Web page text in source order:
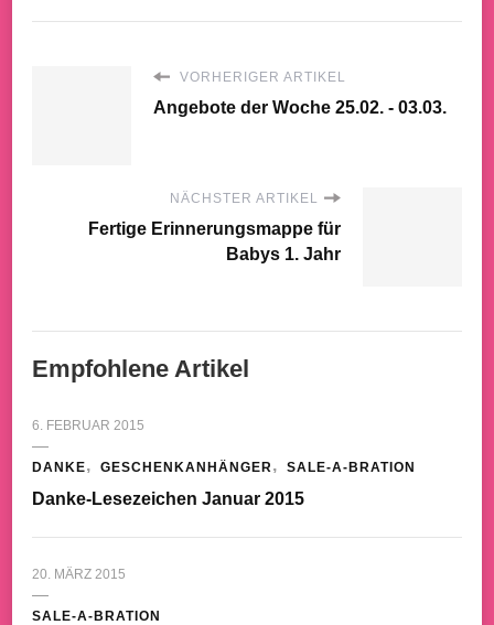
VORHERIGER ARTIKEL
Angebote der Woche 25.02. - 03.03.
NÄCHSTER ARTIKEL
Fertige Erinnerungsmappe für
Babys 1. Jahr
Empfohlene Artikel
6. FEBRUAR 2015
DANKE GESCHENKANHÄNGER SALE-A-BRATION
Danke-Lesezeichen Januar 2015
20. MÄRZ 2015
SALE-A-BRATION